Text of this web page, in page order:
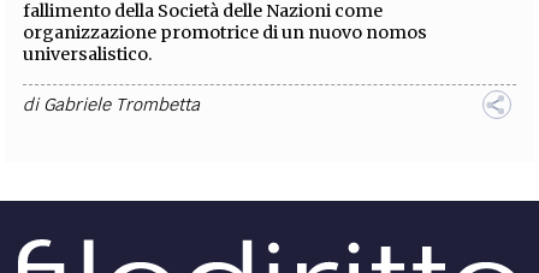
fallimento della Società delle Nazioni come
organizzazione promotrice di un nuovo nomos
universalistico.
diGabriele Trombetta